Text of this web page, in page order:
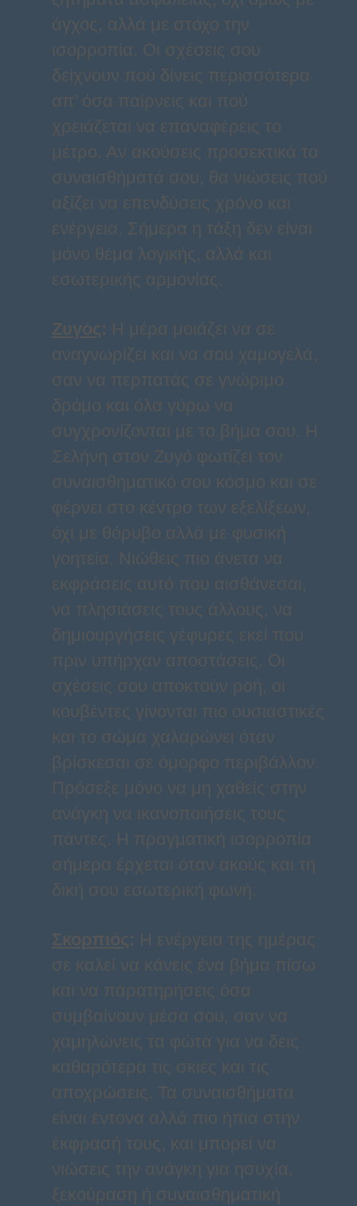
άγχος, αλλά με στόχο την
ισορροπία. Οι σχέσεις σου
δείχνουν πού δίνεις περισσότερα
απ’ όσα παίρνεις και πού
χρειάζεται να επαναφέρεις το
μέτρο. Αν ακούσεις προσεκτικά τα
συναισθήματά σου, θα νιώσεις πού
αξίζει να επενδύσεις χρόνο και
ενέργεια. Σήμερα η τάξη δεν είναι
μόνο θέμα λογικής, αλλά και
εσωτερικής αρμονίας.
Ζυγός: Η μέρα μοιάζει να σε
αναγνωρίζει και να σου χαμογελά,
σαν να περπατάς σε γνώριμο
δρόμο και όλα γύρω να
συγχρονίζονται με το βήμα σου. Η
Σελήνη στον Ζυγό φωτίζει τον
συναισθηματικό σου κόσμο και σε
φέρνει στο κέντρο των εξελίξεων,
όχι με θόρυβο αλλά με φυσική
γοητεία. Νιώθεις πιο άνετα να
εκφράσεις αυτό που αισθάνεσαι,
να πλησιάσεις τους άλλους, να
δημιουργήσεις γέφυρες εκεί που
πριν υπήρχαν αποστάσεις. Οι
σχέσεις σου αποκτούν ροή, οι
κουβέντες γίνονται πιο ουσιαστικές
και το σώμα χαλαρώνει όταν
βρίσκεσαι σε όμορφο περιβάλλον.
Πρόσεξε μόνο να μη χαθείς στην
ανάγκη να ικανοποιήσεις τους
πάντες. Η πραγματική ισορροπία
σήμερα έρχεται όταν ακούς και τη
δική σου εσωτερική φωνή.
Σκορπιός: Η ενέργεια της ημέρας
σε καλεί να κάνεις ένα βήμα πίσω
και να παρατηρήσεις όσα
συμβαίνουν μέσα σου, σαν να
χαμηλώνεις τα φώτα για να δεις
καθαρότερα τις σκιές και τις
αποχρώσεις. Τα συναισθήματα
είναι έντονα αλλά πιο ήπια στην
έκφρασή τους, και μπορεί να
νιώσεις την ανάγκη για ησυχία,
ξεκούραση ή συναισθηματική